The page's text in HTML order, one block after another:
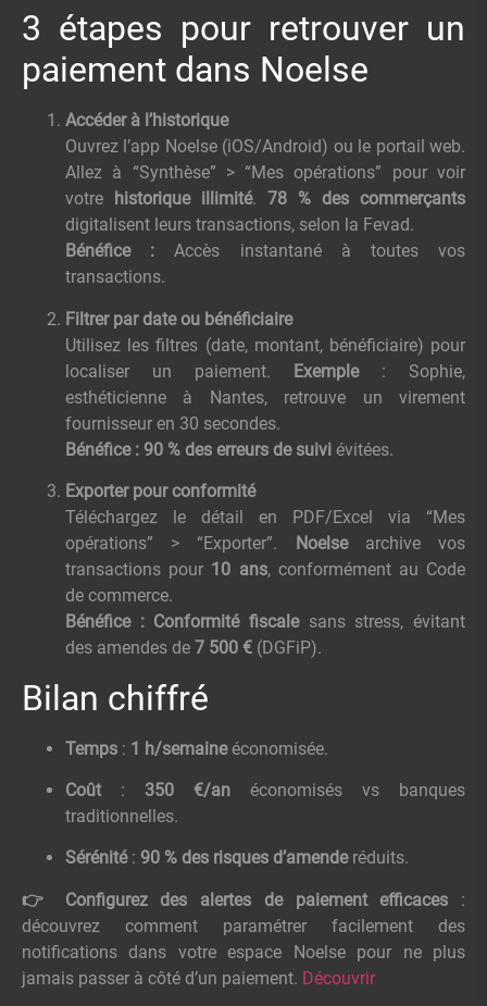
3 étapes pour retrouver un
paiement dans Noelse
Accéder à l’historique
Ouvrez l’app Noelse (iOS/Android) ou le portail web.
Allez à “Synthèse” > “Mes opérations” pour voir
votre
historique illimité. 78 % des commerçants
digitalisent leurs transactions, selon la Fevad.
Bénéfice : Accès instantané à toutes vos
transactions.
Filtrer par date ou bénéficiaire
Utilisez les filtres (date, montant, bénéficiaire) pour
localiser un paiement. Exemple: Sophie,
esthéticienne à Nantes, retrouve un virement
fournisseur en 30 secondes.
Bénéfice : 90 % des erreurs de suivi évitées.
Exporter pour conformité
Téléchargez le détail en PDF/Excel via “Mes
opérations” > “Exporter”.
Noelsearchive vos
transactions pour 10 ans, conformément au Code
de commerce.
Bénéfice : Conformité fiscalesans stress, évitant
des amendes de 7 500 € (DGFiP).
Bilan chiffré
Temps : 1 h/semaineéconomisée.
Coût: 350 €/an économisés vs banques
traditionnelles.
Sérénité: 90 % des risques d’amenderéduits.
👉 Configurez des alertes de paiement efficaces :
découvrez comment paramétrer facilement des
notifications dans votre espace Noelse pour ne plus
jamais passer à côté d’un paiement. Découvrir